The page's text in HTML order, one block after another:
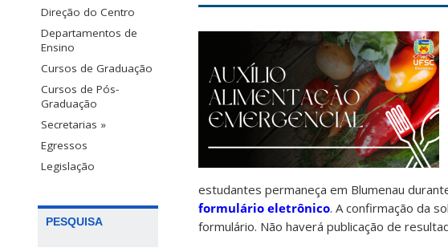
Direção do Centro
Departamentos de
Ensino
Cursos de Graduação
Cursos de Pós-
Graduação
Secretarias »
Egressos
Legislação
PESQUISA
estudantes permaneça em Blumenau
formulário eletrônico. A confirmação da
formulário. Não haverá publicação de